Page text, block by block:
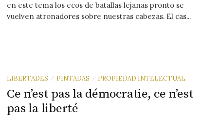
en este tema los ecos de batallas lejanas pronto se
vuelven atronadores sobre nuestras cabezas. El cas...
LIBERTADES / PINTADAS / PROPIEDAD INTELECTUAL
Ce n’est pas la démocratie, ce n’est
pas la liberté